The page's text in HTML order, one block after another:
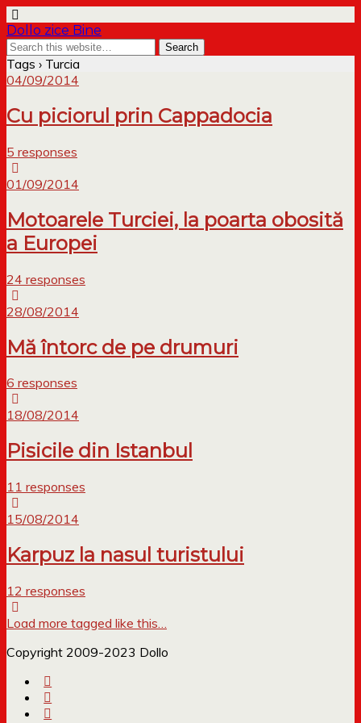
Dollo zice Bine
Tags › Turcia
04/09/2014
Cu piciorul prin Cappadocia
5 responses
01/09/2014
Motoarele Turciei, la poarta obosită
a Europei
24 responses
28/08/2014
Mă întorc de pe drumuri
6 responses
18/08/2014
Pisicile din Istanbul
11 responses
15/08/2014
Karpuz la nasul turistului
12 responses
Load more tagged like this…
Copyright 2009-2023 Dollo